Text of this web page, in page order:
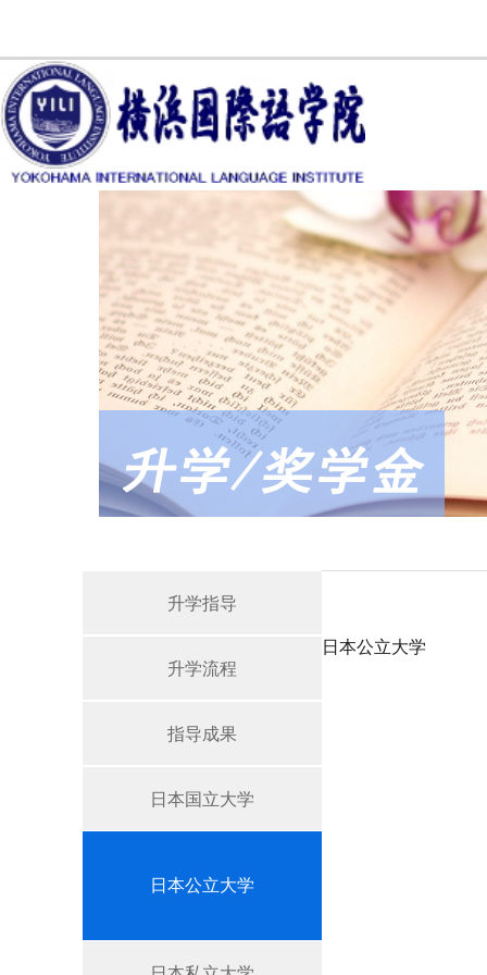
升学指导
升学流程
指导成果
日本国立大学
日本公立大学
日本公立大学